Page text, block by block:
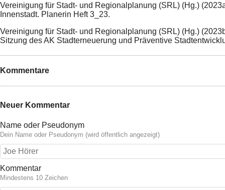
Vereinigung für Stadt- und Regionalplanung (SRL) (Hg.)
Innenstadt. Planerin Heft 3_23.
Vereinigung für Stadt- und Regionalplanung (SRL) (Hg.)
Sitzung des AK Stadterneuerung und Präventive
Kommentare
Neuer Kommentar
Name oder Pseudonym
Dein Name oder Pseudonym (wird öffentlich angezeigt)
Kommentar
Mindestens 10 Zeichen